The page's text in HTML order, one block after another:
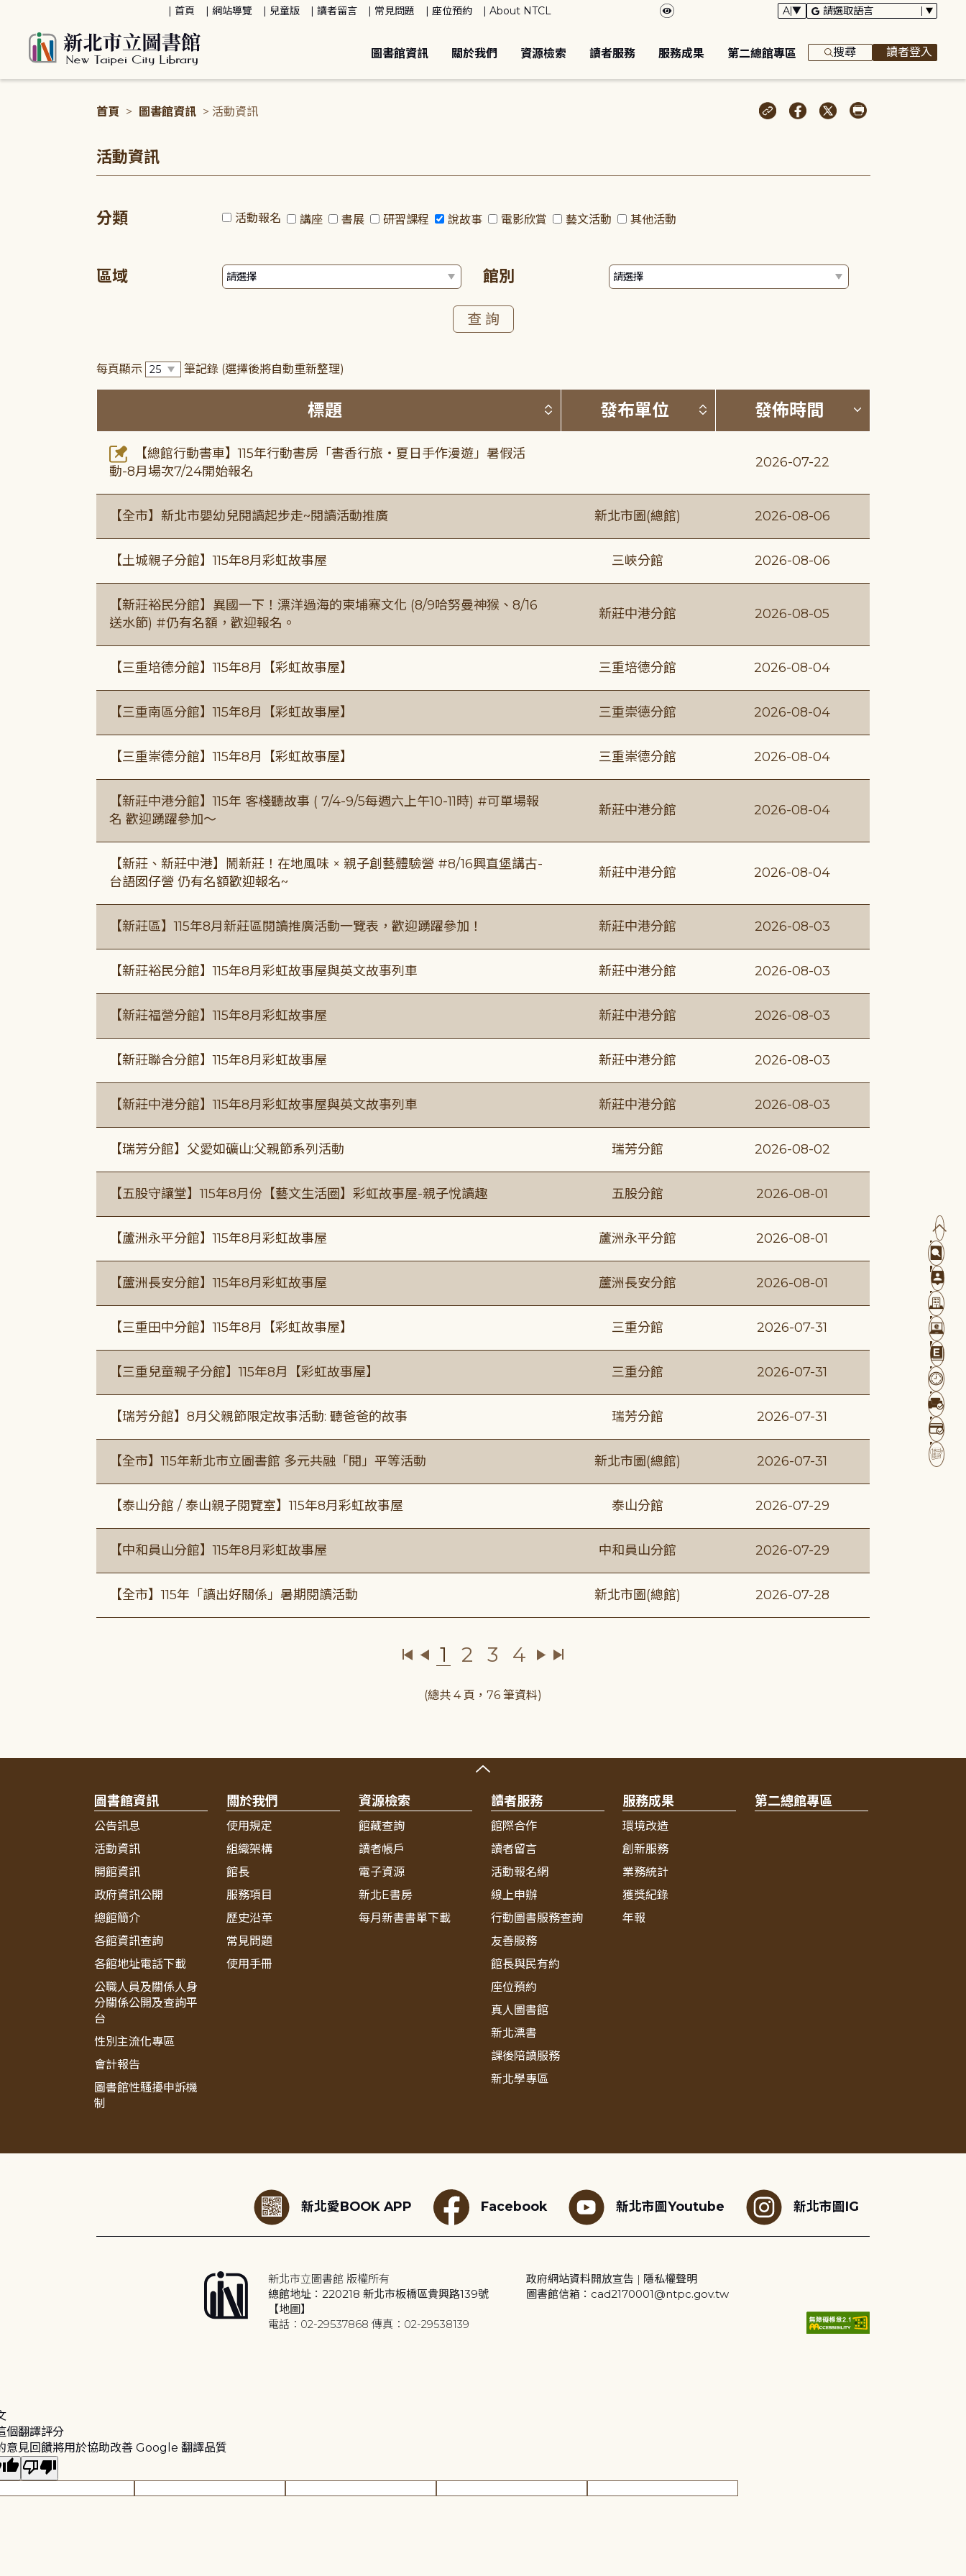
首頁 網站導覽 兒童版 讀者留言 常見問題 座位預約 About NTCL
圖書館資訊 關於我們 資源檢索 讀者服務 服務成果 第二總館專區 搜尋 讀者登入
首頁 > 圖書館資訊 > 活動資訊
活動資訊
分類 活動報名 講座 書展 研習課程 說故事 電影欣賞 藝文活動 其他活動
區域 館別
每頁顯示 筆記錄 (選擇後將自動重新整理)
標題 按標題排序 (升降冪)
發布單位 按發布單位排序 (升降冪)
發佈時間 按發佈時間
【總館行動書車】115年行動書房「書香行旅・夏日手作漫遊」暑假活
動-8月場次7/24開始報名
2026-07-22
【全市】新北市嬰幼兒閱讀起步走~閱讀活動推廣 新北市圖(總館) 2026-08-06
【土城親子分館】115年8月彩虹故事屋 三峽分館 2026-08-06
【新莊裕民分館】異國一下！漂洋過海的柬埔寨文化 (8/9哈努曼神猴、8/16
送水節) #仍有名額，歡迎報名。
新莊中港分館 2026-08-05
【三重培德分館】115年8月【彩虹故事屋】 三重培德分館 2026-08-04
【三重南區分館】115年8月【彩虹故事屋】 三重崇德分館 2026-08-04
【三重崇德分館】115年8月【彩虹故事屋】 三重崇德分館 2026-08-04
【新莊中港分館】115年 客棧聽故事 ( 7/4-9/5每週六上午10-11時) #可單場報
名 歡迎踴躍參加～
新莊中港分館 2026-08-04
【新莊、新莊中港】鬧新莊！在地風味 × 親子創藝體驗營 #8/16興直堡講古-
台語囡仔營 仍有名額歡迎報名~
新莊中港分館 2026-08-04
【新莊區】115年8月新莊區閱讀推廣活動一覽表，歡迎踴躍參加！ 新莊中港分館 2026-08-03
【新莊裕民分館】115年8月彩虹故事屋與英文故事列車 新莊中港分館 2026-08-03
【新莊福營分館】115年8月彩虹故事屋 新莊中港分館 2026-08-03
【新莊聯合分館】115年8月彩虹故事屋 新莊中港分館 2026-08-03
【新莊中港分館】115年8月彩虹故事屋與英文故事列車 新莊中港分館 2026-08-03
【瑞芳分館】父愛如礦山:父親節系列活動 瑞芳分館 2026-08-02
【五股守讓堂】115年8月份【藝文生活圈】彩虹故事屋-親子悅讀趣 五股分館 2026-08-01
【蘆洲永平分館】115年8月彩虹故事屋 蘆洲永平分館 2026-08-01
【蘆洲長安分館】115年8月彩虹故事屋 蘆洲長安分館 2026-08-01
【三重田中分館】115年8月【彩虹故事屋】 三重分館 2026-07-31
【三重兒童親子分館】115年8月【彩虹故事屋】 三重分館 2026-07-31
【瑞芳分館】8月父親節限定故事活動: 聽爸爸的故事 瑞芳分館 2026-07-31
【全市】115年新北市立圖書館 多元共融「閱」平等活動 新北市圖(總館) 2026-07-31
【泰山分館 / 泰山親子閱覽室】115年8月彩虹故事屋 泰山分館 2026-07-29
【中和員山分館】115年8月彩虹故事屋 中和員山分館 2026-07-29
【全市】115年「讀出好關係」暑期閱讀活動 新北市圖(總館) 2026-07-28
1 2 3 4
(總共 4 頁，76 筆資料)
圖書館資訊
公告訊息
活動資訊
開館資訊
政府資訊公開
總館簡介
各館資訊查詢
各館地址電話下載
公職人員及關係人身
分關係公開及查詢平
台
性別主流化專區
會計報告
圖書館性騷擾申訴機
制
關於我們
使用規定
組織架構
館長
服務項目
歷史沿革
常見問題
使用手冊
資源檢索
館藏查詢
讀者帳戶
電子資源
新北E書房
每月新書書單下載
讀者服務
館際合作
讀者留言
活動報名網
線上申辦
行動圖書服務查詢
友善服務
館長與民有約
座位預約
真人圖書館
新北漂書
課後陪讀服務
新北學專區
服務成果
環境改造
創新服務
業務統計
獲獎紀錄
年報
第二總館專區
新北愛BOOK APP Facebook 新北市圖Youtube 新北市圖IG
新北市立圖書館 版權所有
總館地址：220218 新北市板橋區貴興路139號
【地圖】
電話：02-29537868 傳真：02-29538139
政府網站資料開放宣告 | 隱私權聲明
圖書館信箱：cad2170001@ntpc.gov.tw
個翻譯評分
意見回饋將用於協助改善 Google 翻譯品質